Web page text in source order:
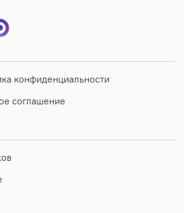
конфиденциальности
соглашение